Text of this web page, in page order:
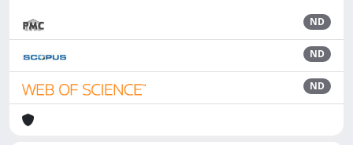
ND
ND
ND